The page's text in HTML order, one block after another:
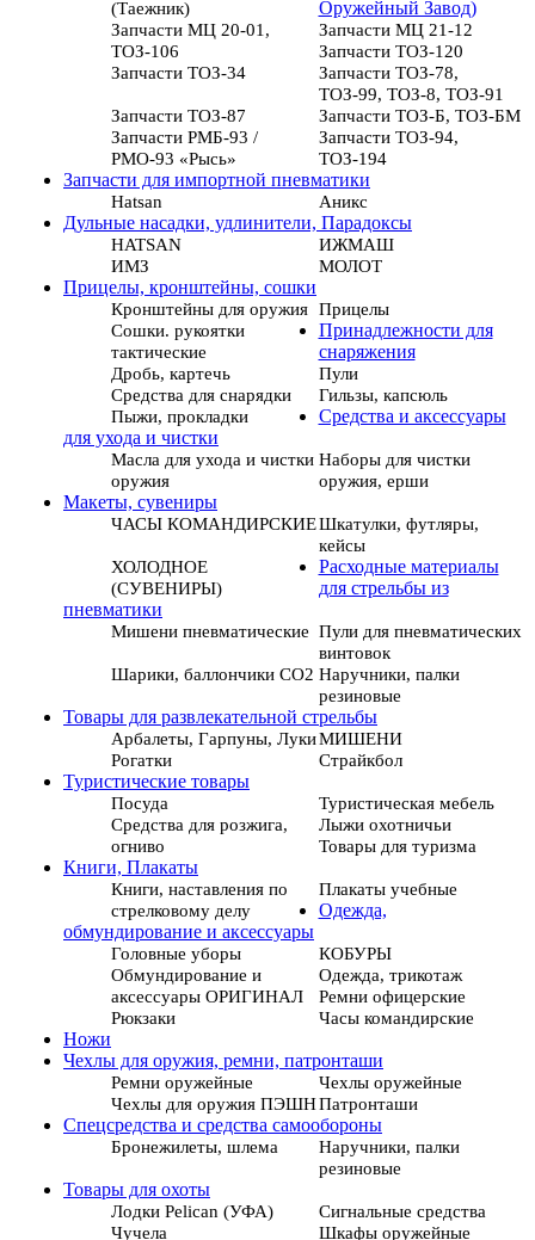
(Таежник)
Оружейный Завод)
Запчасти МЦ 20-01,
ТОЗ-106
Запчасти МЦ 21-12
Запчасти ТОЗ-120
Запчасти ТОЗ-34
Запчасти ТОЗ-78,
ТОЗ-99, ТОЗ-8, ТОЗ-91
Запчасти ТОЗ-87
Запчасти ТОЗ-Б, ТОЗ-БМ
Запчасти РМБ-93 /
РМО-93 «Рысь»
Запчасти ТОЗ-94,
ТОЗ-194
Запчасти для импортной пневматики
Hatsan
Аникс
Дульные насадки, удлинители, Парадоксы
HATSAN
ИЖМАШ
ИМЗ
МОЛОТ
Прицелы, кронштейны, сошки
Кронштейны для оружия Прицелы
Сошки. рукоятки
тактические
Принадлежности для
снаряжения
Дробь, картечь
Пули
Средства для снарядки
Гильзы, капсюль
Пыжи, прокладки
Средства и аксессуары
для ухода и чистки
Масла для ухода и чистки
оружия
Наборы для чистки
оружия, ерши
Макеты, сувениры
ЧАСЫ КОМАНДИРСКИЕШкатулки, футляры,
кейсы
ХОЛОДНОЕ
(СУВЕНИРЫ)
Расходные материалы
для стрельбы из
пневматики
Мишени пневматические Пули для пневматических
винтовок
Шарики, баллончики СО2 Наручники, палки
резиновые
Товары для развлекательной стрельбы
Арбалеты, Гарпуны, ЛукиМИШЕНИ
Рогатки
Страйкбол
Туристические товары
Посуда
Туристическая мебель
Средства для розжига,
огниво
Лыжи охотничьи
Товары для туризма
Книги, Плакаты
Книги, наставления по
стрелковому делу
Плакаты учебные
Одежда,
обмундирование и аксессуары
Головные уборы
КОБУРЫ
Обмундирование и
аксессуары ОРИГИНАЛ
Одежда, трикотаж
Ремни офицерские
Рюкзаки
Часы командирские
Ножи
Чехлы для оружия, ремни, патронташи
Ремни оружейные
Чехлы оружейные
Чехлы для оружия ПЭШНПатронташи
Спецсредства и средства самообороны
Бронежилеты, шлема
Наручники, палки
резиновые
Товары для охоты
Лодки Pelican (УФА)
Сигнальные средства
Чучела
Шкафы оружейные